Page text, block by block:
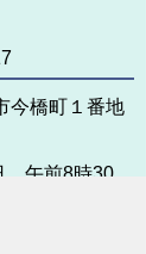
今橋町１番地
午前8時30